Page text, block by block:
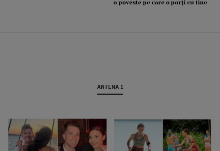
o poveste pe care o porți cu tine
ANTENA 1